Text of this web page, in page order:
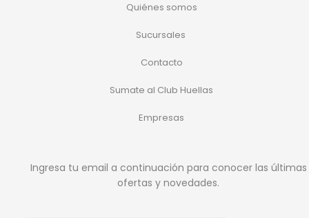
Quiénes somos
Sucursales
Contacto
Sumate al Club Huellas
Empresas
Ingresa tu email a continuación para conocer las últimas
ofertas y novedades.